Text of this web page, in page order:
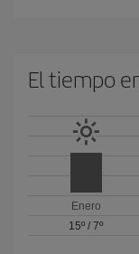
El tiempo
Enero
15º /7º